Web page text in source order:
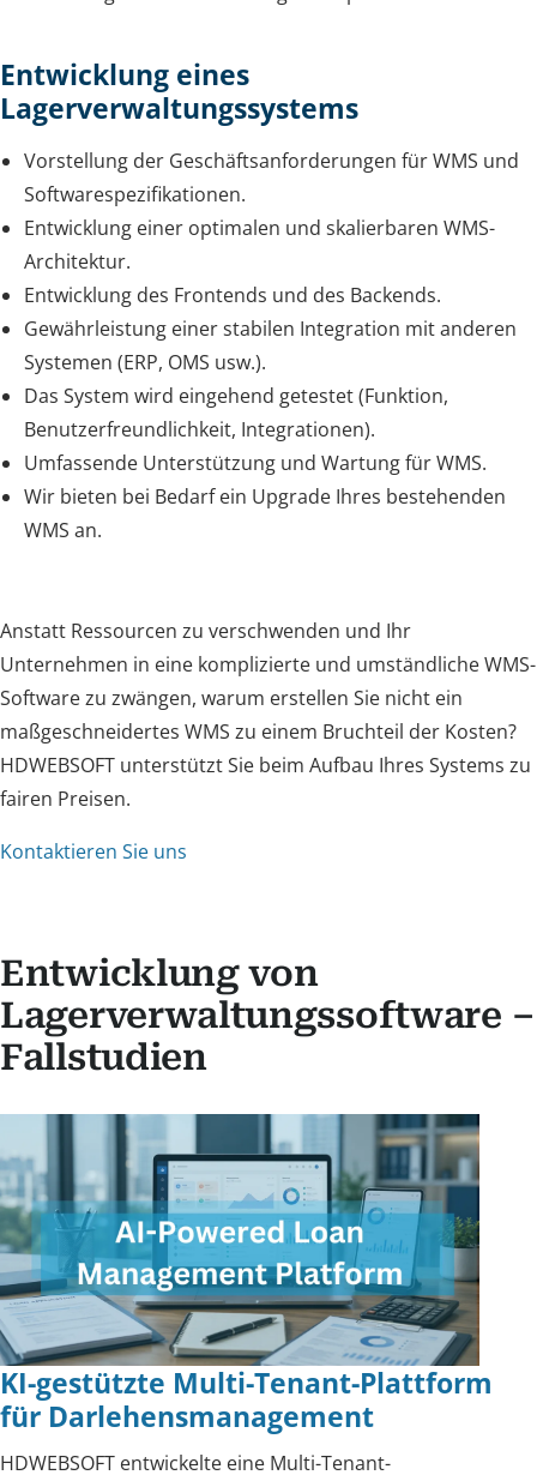
Entwicklung eines
Lagerverwaltungssystems
Vorstellung der Geschäftsanforderungen für WMS und
Softwarespezifikationen.
Entwicklung einer optimalen und skalierbaren WMS-
Architektur.
Entwicklung des Frontends und des Backends.
Gewährleistung einer stabilen Integration mit anderen
Systemen (ERP, OMS usw.).
Das System wird eingehend getestet (Funktion,
Benutzerfreundlichkeit, Integrationen).
Umfassende Unterstützung und Wartung für WMS.
Wir bieten bei Bedarf ein Upgrade Ihres bestehenden
WMS an.
Anstatt Ressourcen zu verschwenden und Ihr
Unternehmen in eine komplizierte und umständliche WMS-
Software zu zwängen, warum erstellen Sie nicht ein
maßgeschneidertes WMS zu einem Bruchteil der Kosten?
HDWEBSOFT unterstützt Sie beim Aufbau Ihres Systems zu
fairen Preisen.
Kontaktieren Sie uns
Entwicklung von
Lagerverwaltungssoftware –
Fallstudien
KI-gestützte Multi-Tenant-Plattform
für Darlehensmanagement
HDWEBSOFT entwickelte eine Multi-Tenant-